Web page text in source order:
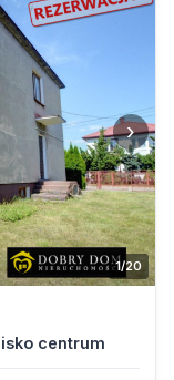
›
1/20
centrum